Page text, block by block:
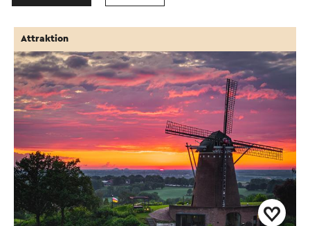
Attraktion